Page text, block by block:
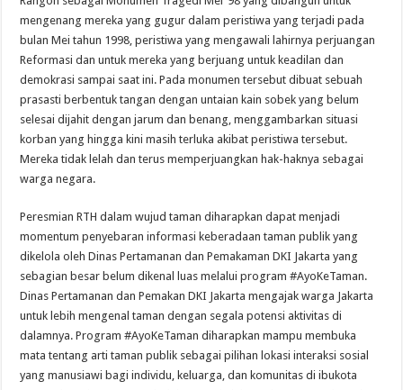
mengenang mereka yang gugur dalam peristiwa yang terjadi pada
bulan Mei tahun 1998, peristiwa yang mengawali lahirnya perjuangan
Reformasi dan untuk mereka yang berjuang untuk keadilan dan
demokrasi sampai saat ini. Pada monumen tersebut dibuat sebuah
prasasti berbentuk tangan dengan untaian kain sobek yang belum
selesai dijahit dengan jarum dan benang, menggambarkan situasi
korban yang hingga kini masih terluka akibat peristiwa tersebut.
Mereka tidak lelah dan terus memperjuangkan hak-haknya sebagai
warga negara.
Peresmian RTH dalam wujud taman diharapkan dapat menjadi
momentum penyebaran informasi keberadaan taman publik yang
dikelola oleh Dinas Pertamanan dan Pemakaman DKI Jakarta yang
sebagian besar belum dikenal luas melalui program #AyoKeTaman.
Dinas Pertamanan dan Pemakan DKI Jakarta mengajak warga Jakarta
untuk lebih mengenal taman dengan segala potensi aktivitas di
dalamnya. Program #AyoKeTaman diharapkan mampu membuka
mata tentang arti taman publik sebagai pilihan lokasi interaksi sosial
yang manusiawi bagi individu, keluarga, dan komunitas di ibukota